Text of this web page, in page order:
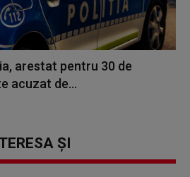
arestat pentru 30 de
acuzat de...
ȘI